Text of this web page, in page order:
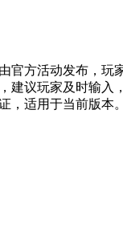
官方活动发布，玩
建议玩家及时输入
，适用于当前版本。